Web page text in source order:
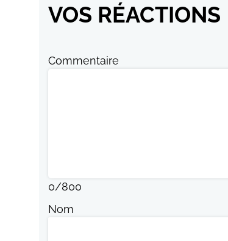
VOS RÉACTIONS
Commentaire
0/800
Nom